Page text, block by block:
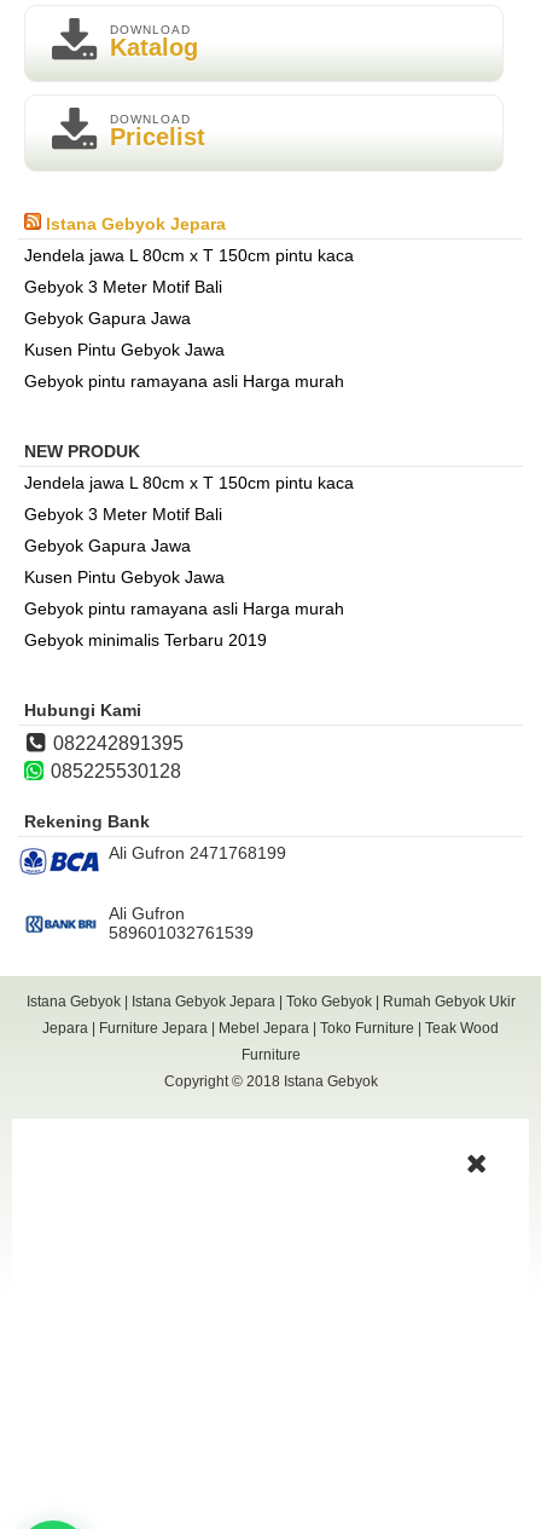
DOWNLOAD
Katalog
DOWNLOAD
Pricelist
Istana Gebyok Jepara
Jendela jawa L 80cm x T 150cm pintu kaca
Gebyok 3 Meter Motif Bali
Gebyok Gapura Jawa
Kusen Pintu Gebyok Jawa
Gebyok pintu ramayana asli Harga murah
NEW PRODUK
Jendela jawa L 80cm x T 150cm pintu kaca
Gebyok 3 Meter Motif Bali
Gebyok Gapura Jawa
Kusen Pintu Gebyok Jawa
Gebyok pintu ramayana asli Harga murah
Gebyok minimalis Terbaru 2019
Hubungi Kami
082242891395
085225530128
Rekening Bank
Ali Gufron 2471768199
Ali Gufron
589601032761539
Istana Gebyok| Istana Gebyok Jepara Toko Gebyok|
Rumah Gebyok Ukir
Jepara
Furniture Jepara Mebel Jepara Toko Furniture
Teak Wood
Furniture
Copyright © 2018 Istana Gebyok